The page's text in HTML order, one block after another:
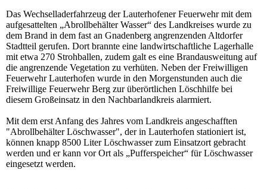
Das Wechselladerfahrzeug der Lauterhofener Feuerwehr mit dem
aufgesattelten „Abrollbehälter Wasser“ des Landkreises wurde zu
dem Brand in dem fast an Gnadenberg angrenzenden Altdorfer
Stadtteil gerufen. Dort brannte eine landwirtschaftliche Lagerhalle
mit etwa 270 Strohballen, zudem galt es eine Brandausweitung auf
die angrenzende Vegetation zu verhüten. Neben der Freiwilligen
Feuerwehr Lauterhofen wurde in den Morgenstunden auch die
Freiwillige Feuerwehr Berg zur überörtlichen Löschhilfe bei
diesem Großeinsatz in den Nachbarlandkreis alarmiert.
Mit dem erst Anfang des Jahres vom Landkreis angeschafften
"Abrollbehälter Löschwasser", der in Lauterhofen stationiert ist,
können knapp 8500 Liter Löschwasser zum Einsatzort gebracht
werden und er kann vor Ort als „Pufferspeicher“ für Löschwasser
eingesetzt werden.